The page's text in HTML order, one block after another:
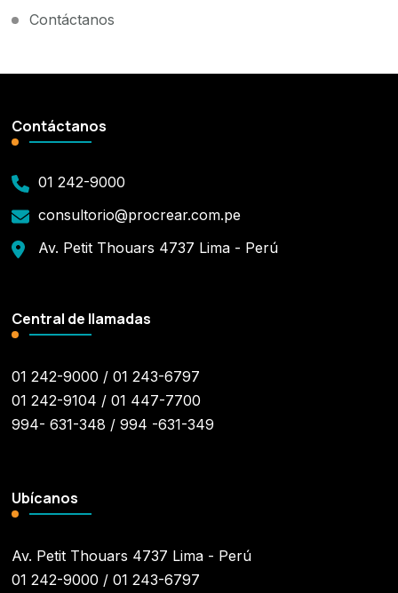
Contáctanos
Contáctanos
01 242-9000
consultorio@procrear.com.pe
Av. Petit Thouars 4737 Lima - Perú
Central de llamadas
01 242-9000 / 01 243-6797
01 242-9104 / 01 447-7700
994- 631-348 / 994 -631-349
Ubícanos
Av. Petit Thouars 4737 Lima - Perú
01 242-9000 / 01 243-6797